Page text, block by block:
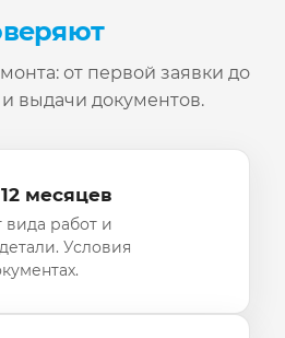
от первой заявки до
выдачи документов.
месяцев
вида работ и
Условия